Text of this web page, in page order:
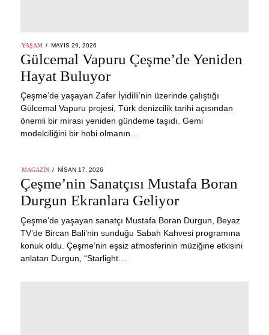
YAŞAM
POSTED
MAYIS 29, 2026
2026
Gülcemal Vapuru Çeşme’de Yeniden
Hayat Buluyor
Çeşme’de yaşayan Zafer İyidilli’nin üzerinde çalıştığı
Gülcemal Vapuru projesi, Türk denizcilik tarihi açısından
önemli bir mirası yeniden gündeme taşıdı. Gemi
modelciliğini bir hobi olmanın…
MAGAZIN
POSTED
ON
NISAN 17, 2026
Çeşme’nin Sanatçısı Mustafa Boran
Durgun Ekranlara Geliyor
Çeşme’de yaşayan sanatçı Mustafa Boran Durgun, Beyaz
TV’de Bircan Bali’nin sunduğu Sabah Kahvesi programına
konuk oldu. Çeşme’nin eşsiz atmosferinin müziğine etkisini
anlatan Durgun, “Starlight…